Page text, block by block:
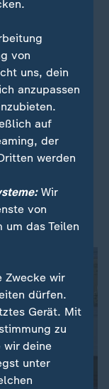
Pazifik,
stärker
Universität Trier
in der
im Weg.
von
uns, dein
anzupassen
auf
der
werden
Wir
von
um das Teilen
Zwecke wir
dürfen.
Gerät. Mit
zu
wir deine
unter